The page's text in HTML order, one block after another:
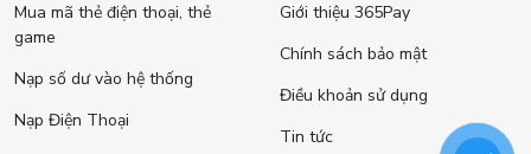
Mua mã thẻ điện thoại, thẻ
game
Nạp số dư vào hệ thống
Nạp Điện Thoại
Giới thiệu 365Pay
Chính sách bảo mật
Điều khoản sử dụng
Tin tức